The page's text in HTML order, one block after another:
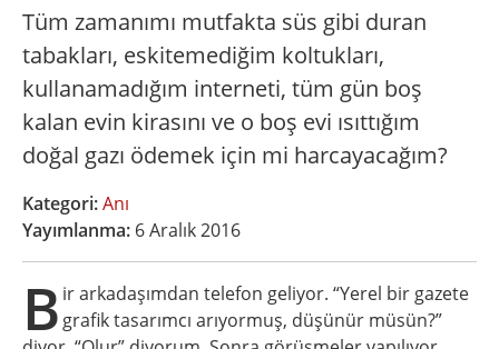
Tüm zamanımı mutfakta süs gibi duran
tabakları, eskitemediğim koltukları,
kullanamadığım interneti, tüm gün boş
kalan evin kirasını ve o boş evi ısıttığım
doğal gazı ödemek için mi harcayacağım?
Kategori:Anı
Yayımlanma: 6 Aralık 2016
B ir arkadaşımdan telefon geliyor. “Yerel bir gazete
grafik tasarımcı arıyormuş, düşünür müsün?”